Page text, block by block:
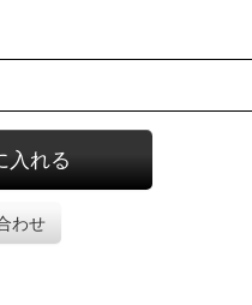
入れる
わせ